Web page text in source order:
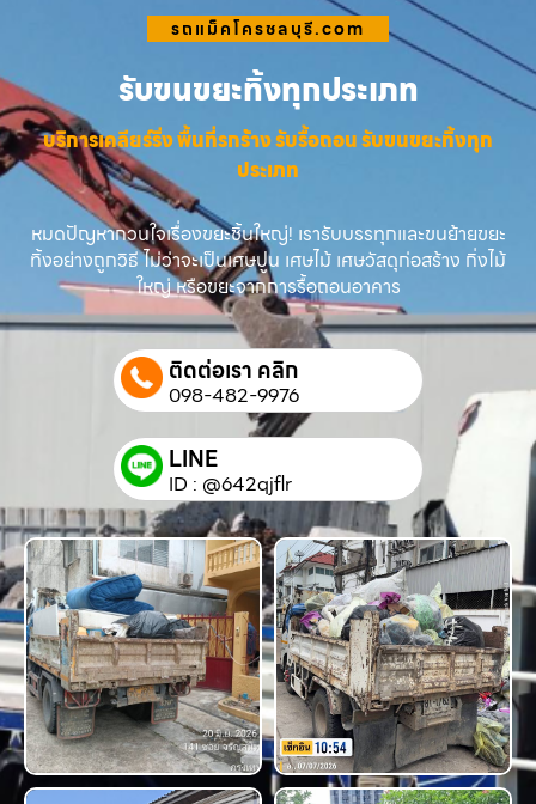
รถแม็คโครชลบุรี.com
รับขนขยะทิ้งทุกประเภท
บริการเคลียร์ริ่ง พื้นที่รกร้าง รับรื้อถอน รับขนขยะทิ้งทุก
ประเภท
หมดปัญหากวนใจเรื่องขยะชิ้นใหญ่! เรารับบรรทุกและขนย้ายขยะ
ทิ้งอย่างถูกวิธี ไม่ว่าจะเป็นเศษปูน เศษไม้ เศษวัสดุก่อสร้าง กิ่งไม้
ใหญ่ หรือขยะจากการรื้อถอนอาคาร
ติดต่อเรา คลิก
098-482-9976
LINE
ID : @642qjflr